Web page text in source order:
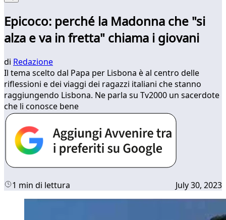
Epicoco: perché la Madonna che "si
alza e va in fretta" chiama i giovani
di Redazione
Il tema scelto dal Papa per Lisbona è al centro delle
riflessioni e dei viaggi dei ragazzi italiani che stanno
raggiungendo Lisbona. Ne parla su Tv2000 un sacerdote
che li conosce bene
1 min di lettura July 30, 2023